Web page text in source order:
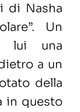
di Nasha
Un
lui una
a un
della
in questo